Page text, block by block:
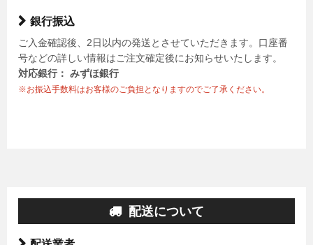
銀行振込
ご入金確認後、2日以内の発送とさせていただきます。口座番
号などの詳しい情報はご注文確定後にお知らせいたします。
対応銀行： みずほ銀行
※お振込手数料はお客様のご負担となりますのでご了承ください。
配送について